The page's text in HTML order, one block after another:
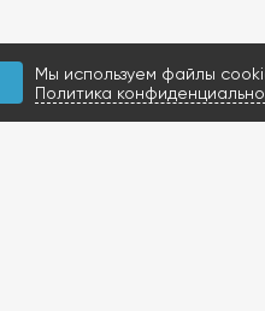
Мы используем файлы
Политика